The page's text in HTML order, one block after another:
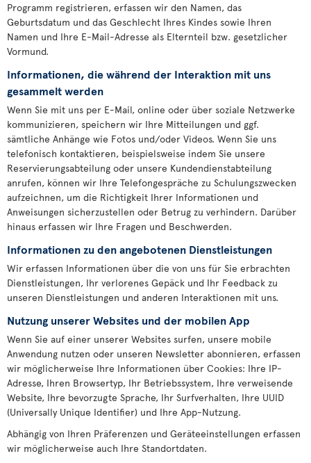
Programm registrieren, erfassen wir den Namen, das
Geburtsdatum und das Geschlecht Ihres Kindes sowie Ihren
Namen und Ihre E-Mail-Adresse als Elternteil bzw. gesetzlicher
Vormund.
Informationen, die während der Interaktion mit uns
gesammelt werden
Wenn Sie mit uns per E-Mail, online oder über soziale Netzwerke
kommunizieren, speichern wir Ihre Mitteilungen und ggf.
sämtliche Anhänge wie Fotos und/oder Videos. Wenn Sie uns
telefonisch kontaktieren, beispielsweise indem Sie unsere
Reservierungsabteilung oder unsere Kundendienstabteilung
anrufen, können wir Ihre Telefongespräche zu Schulungszwecken
aufzeichnen, um die Richtigkeit Ihrer Informationen und
Anweisungen sicherzustellen oder Betrug zu verhindern. Darüber
hinaus erfassen wir Ihre Fragen und Beschwerden.
Informationen zu den angebotenen Dienstleistungen
Wir erfassen Informationen über die von uns für Sie erbrachten
Dienstleistungen, Ihr verlorenes Gepäck und Ihr Feedback zu
unseren Dienstleistungen und anderen Interaktionen mit uns.
Nutzung unserer Websites und der mobilen App
Wenn Sie auf einer unserer Websites surfen, unsere mobile
Anwendung nutzen oder unseren Newsletter abonnieren, erfassen
wir möglicherweise Ihre Informationen über Cookies: Ihre IP-
Adresse, Ihren Browsertyp, Ihr Betriebssystem, Ihre verweisende
Website, Ihre bevorzugte Sprache, Ihr Surfverhalten, Ihre UUID
(Universally Unique Identifier) und Ihre App-Nutzung.
Abhängig von Ihren Präferenzen und Geräteeinstellungen erfassen
wir möglicherweise auch Ihre Standortdaten.